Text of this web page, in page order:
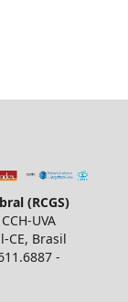
(RCGS)
UVA
CE, Brasil
-